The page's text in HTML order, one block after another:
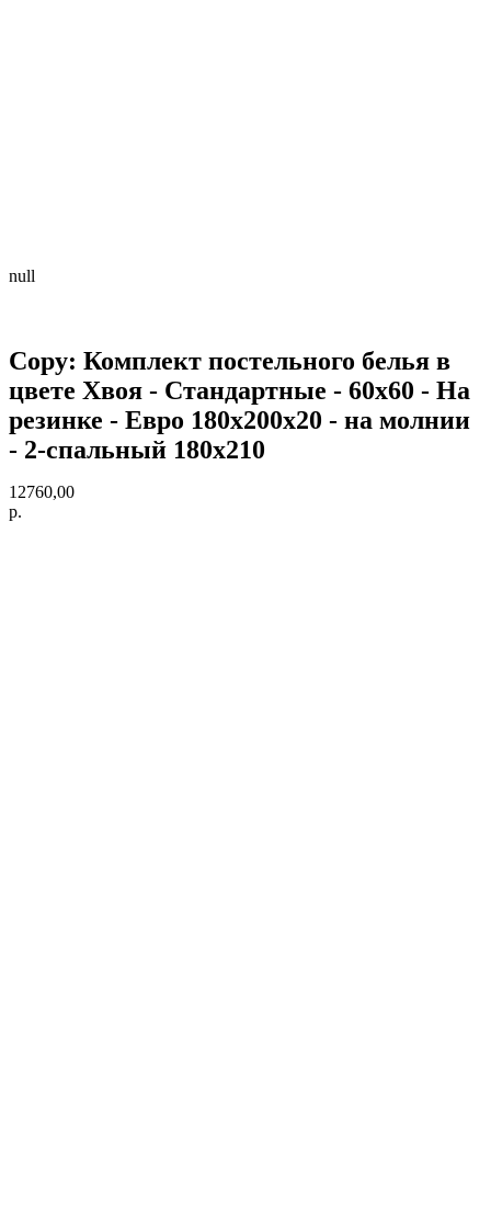
null
Copy: Комплект постельного белья в
цвете Хвоя - Стандартные - 60х60 - На
резинке - Евро 180х200х20 - на молнии
- 2-спальный 180х210
12760,00
р.